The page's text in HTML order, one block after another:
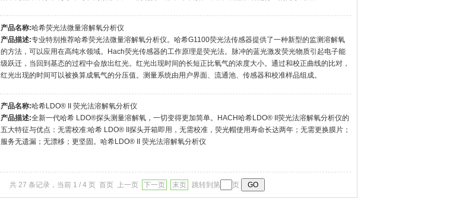
产品名称:哈希荧光法微量溶解氧分析仪
产品描述:专业特别推荐哈希荧光法微量溶解氧分析仪。哈希G1100荧光法传感器提供了一种新型的监测溶解氧
的方法，可以应用在高纯水领域。Hach荧光传感器的工作原理是荧光法。脉冲的蓝光激发荧光物质引起电子能
级跃迁，当回到基态的过程中会放出红光。红光出现时间的长短正比氧气的浓度大小。通过和校正曲线的比对，
红光出现的时间可以被换算成氧气的分压值。测量系统由用户界面、流通池、传感器和校准样品组成。
产品名称:哈希LDO® II 荧光法溶解氧分析仪
产品描述:全新一代哈希 LDO®探头测量溶解氧，一切变得更加简单。HACH哈希LDO® II荧光法溶解氧分析仪的
五大特征与优点：无需校准:哈希 LDO® II探头开箱即用，无需校准，荧光帽使用寿命长达两年；无需更换膜片；
服务无遗漏；无漂移；更坚固。哈希LDO® II 荧光法溶解氧分析仪
共 27 条记录，当前 1 / 4 页 首页 上一页 下一页 末页 跳转到第 页